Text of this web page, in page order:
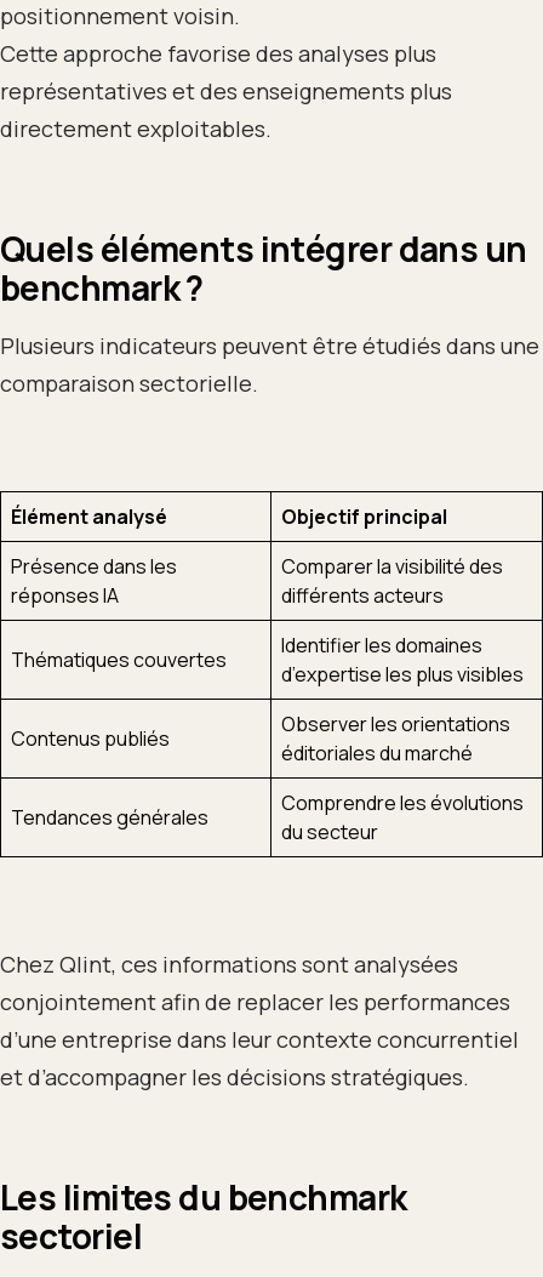
positionnement voisin.
Cette approche favorise des analyses plus
représentatives et des enseignements plus
directement exploitables.
Quels éléments intégrer dans un
benchmark ?
Plusieurs indicateurs peuvent être étudiés dans une
comparaison sectorielle.
Élément analysé
Objectif principal
Présence dans les
réponses IA
Comparer la visibilité des
différents acteurs
Thématiques couvertes
Identifier les domaines
d’expertise les plus visibles
Contenus publiés
Observer les orientations
éditoriales du marché
Tendances générales
Comprendre les évolutions
du secteur
Chez Qlint, ces informations sont analysées
conjointement afin de replacer les performances
d’une entreprise dans leur contexte concurrentiel
et d’accompagner les décisions stratégiques.
Les limites du benchmark
sectoriel